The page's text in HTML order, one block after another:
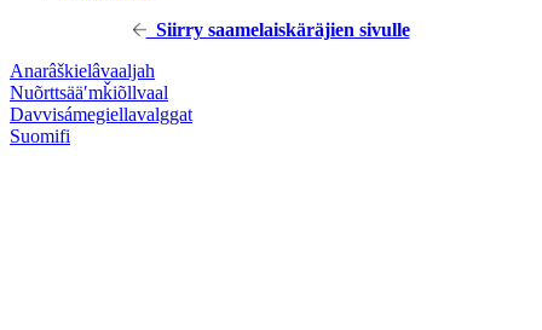
Siirry saamelaiskäräjien sivulle
Anarâškielâvaaljah
Nuõrttsääʹmǩiõllvaal
Davvisámegiellavalggat
Suomifi